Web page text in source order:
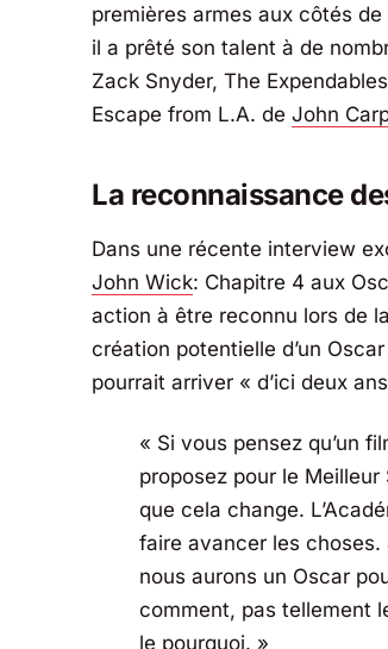
premières armes aux côtés
il a prêté son talent à de
Zack Snyder, The Expendables
Escape from L.A. de John
La reconnaissance
Dans une récente interview
John Wick: Chapitre 4 aux
action à être reconnu lors de
création potentielle d’un
pourrait arriver « d’ici deux ans
« Si vous pensez qu’un
proposez pour le
que cela change.
faire avancer les
nous aurons un Oscar
comment, pas tellement
le pourquoi. »